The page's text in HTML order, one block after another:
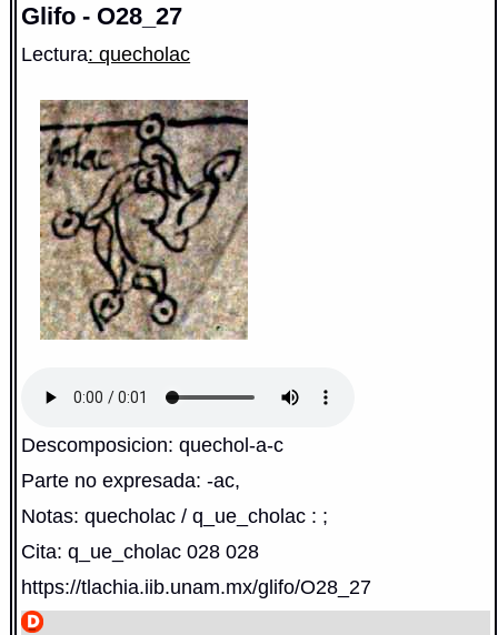
Glifo - O28_27
Lectura: quecholac
Descomposicion: quechol-a-c
Parte no expresada: -ac,
Notas: quecholac / q_ue_cholac : ;
Cita: q_ue_cholac 028 028
https://tlachia.iib.unam.mx/glifo/O28_27